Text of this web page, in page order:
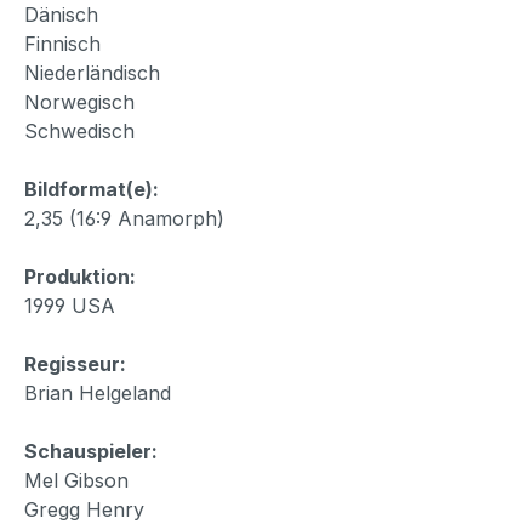
Dänisch
Finnisch
Niederländisch
Norwegisch
Schwedisch
Bildformat(e):
2,35 (16:9 Anamorph)
Produktion:
1999 USA
Regisseur:
Brian Helgeland
Schauspieler:
Mel Gibson
Gregg Henry